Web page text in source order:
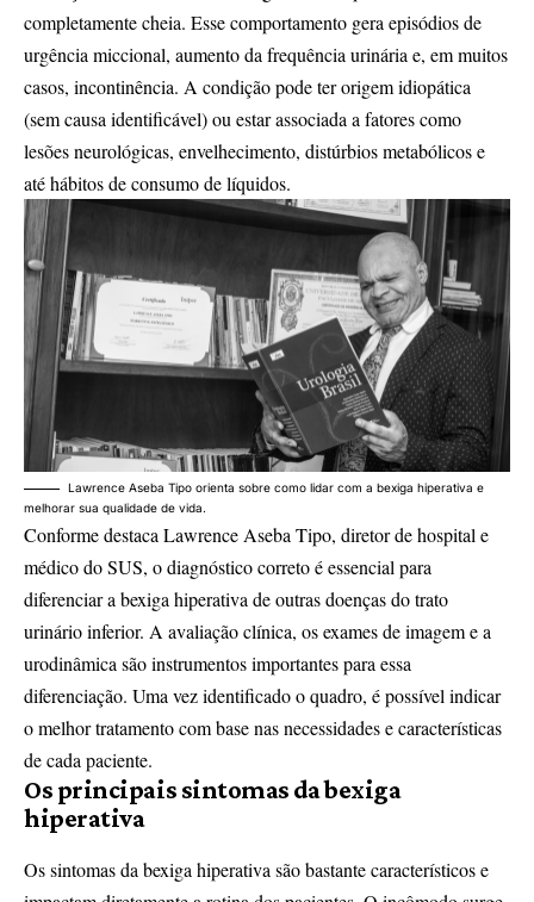
completamente cheia. Esse comportamento gera episódios de
urgência miccional, aumento da frequência urinária e, em muitos
casos, incontinência. A condição pode ter origem idiopática
(sem causa identificável) ou estar associada a fatores como
lesões neurológicas, envelhecimento, distúrbios metabólicos e
até hábitos de consumo de líquidos.
Lawrence Aseba Tipo orienta sobre como lidar com a bexiga hiperativa e
melhorar sua qualidade de vida.
Conforme destaca Lawrence Aseba Tipo, diretor de hospital e
médico do SUS, o diagnóstico correto é essencial para
diferenciar a bexiga hiperativa de outras doenças do trato
urinário inferior. A avaliação clínica, os exames de imagem e a
urodinâmica são instrumentos importantes para essa
diferenciação. Uma vez identificado o quadro, é possível indicar
o melhor tratamento com base nas necessidades e características
de cada paciente.
Os principais sintomas da bexiga
hiperativa
Os sintomas da bexiga hiperativa são bastante característicos e